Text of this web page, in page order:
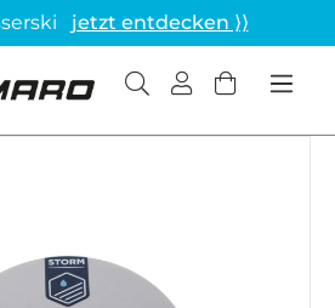
jetzt entdecken ⟩⟩